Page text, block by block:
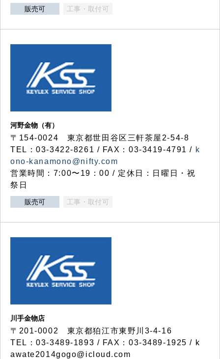
販売可 工事・取付可
河野金物（有）
〒154-0024 東京都世田谷区三軒茶屋2-54-8
TEL：03-3422-8261 / FAX：03-3419-4791 / k
ono-kanamono@nifty.com
営業時間：7:00〜19：00 / 定休日：日曜日・祝
祭日
販売可 工事・取付可
川手金物店
〒201-0002 東京都狛江市東野川3-4-16
TEL：03-3489-1893 / FAX：03-3489-1925 / k
awate2014gogo@icloud.com